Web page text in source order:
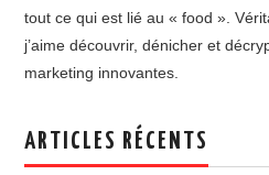
tout ce qui est lié au « food ».
j’aime découvrir, dénicher et
marketing innovantes.
ARTICLES RÉCENTS